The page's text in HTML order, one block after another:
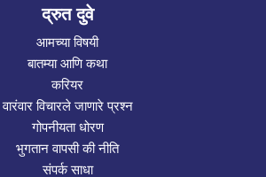
द्रुत दुवे
आमच्या विषयी
बातम्या आणि कथा
करियर
वारंवार विचारले जाणारे प्रश्न
गोपनीयता धोरण
भुगतान वापसी की नीति
संपर्क साधा